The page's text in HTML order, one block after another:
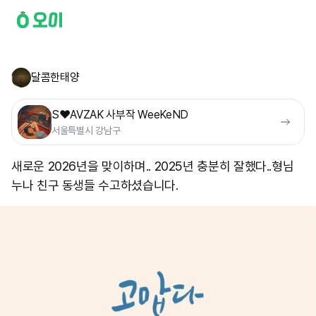
달콤한태양
S❤️AVZAK 사부작 WeeKeND
서울특별시 강남구
새로운 2026년을 맞이하며.. 2025년 충분히 잘했다.. ​형님
누나 친구 동생들 수고하셨습니다.